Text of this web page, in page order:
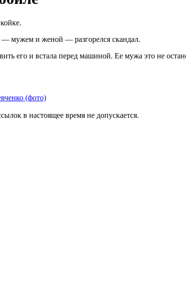
мужем и женой — разгорелся скандал.
его и встала перед машиной. Ее мужа это не
(фото)
в настоящее время не допускается.